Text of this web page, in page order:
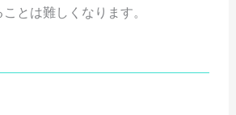
とは難しくなります。